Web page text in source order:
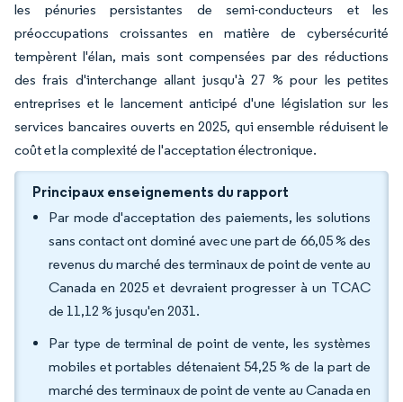
les pénuries persistantes de semi-conducteurs et les
préoccupations croissantes en matière de cybersécurité
tempèrent l'élan, mais sont compensées par des réductions
des frais d'interchange allant jusqu'à 27 % pour les petites
entreprises et le lancement anticipé d'une législation sur les
services bancaires ouverts en 2025, qui ensemble réduisent le
coût et la complexité de l'acceptation électronique.
Principaux enseignements du rapport
Par mode d'acceptation des paiements, les solutions
sans contact ont dominé avec une part de 66,05 % des
revenus du marché des terminaux de point de vente au
Canada en 2025 et devraient progresser à un TCAC
de 11,12 % jusqu'en 2031.
Par type de terminal de point de vente, les systèmes
mobiles et portables détenaient 54,25 % de la part de
marché des terminaux de point de vente au Canada en